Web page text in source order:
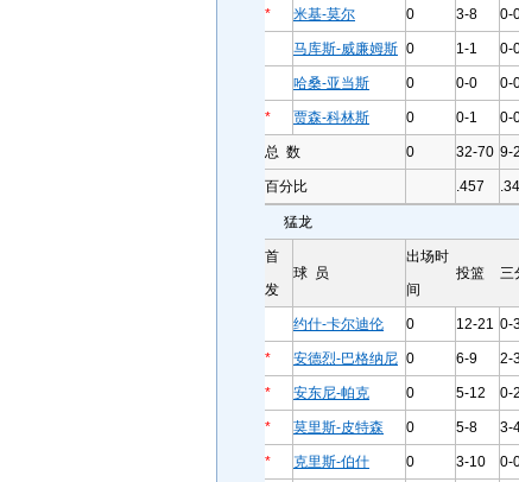
* 米基-莫尔 0 3-8 0-
马库斯-威廉姆斯 0 1-1 0-
哈桑-亚当斯 0 0-0 0-
* 贾森-科林斯 0 0-1 0-
总 数 0 32-70 9-
百分比 .457
猛龙
首
发
球 员
出场时
间
投篮 三
约什-卡尔迪伦 0 12-21 0-
* 安德烈-巴格纳尼 0 6-9 2-
* 安东尼-帕克 0 5-12 0-2
* 莫里斯-皮特森 0 5-8 3-
* 克里斯-伯什 0 3-10 0-